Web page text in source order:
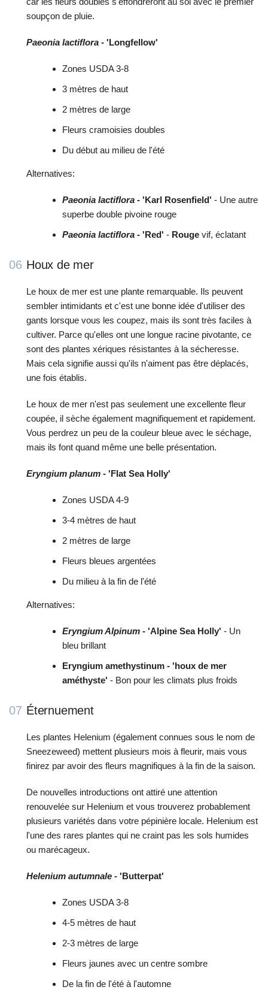
soupçon de pluie.
Paeonia lactiflora - 'Longfellow'
Zones USDA 3-8
3 mètres de haut
2 mètres de large
Fleurs cramoisies doubles
Du début au milieu de l'été
Alternatives:
Paeonia lactiflora - 'Karl Rosenfield' - Une autre
superbe double pivoine rouge
Paeonia lactiflora - 'Red' - Rouge vif, éclatant
06 Houx de mer
Le houx de mer est une plante remarquable. Ils peuvent
sembler intimidants et c'est une bonne idée d'utiliser des
gants lorsque vous les coupez, mais ils sont très faciles à
cultiver. Parce qu'elles ont une longue racine pivotante, ce
sont des plantes xériques résistantes à la sécheresse.
Mais cela signifie aussi qu'ils n'aiment pas être déplacés,
une fois établis.
Le houx de mer n'est pas seulement une excellente fleur
coupée, il sèche également magnifiquement et rapidement.
Vous perdrez un peu de la couleur bleue avec le séchage,
mais ils font quand même une belle présentation.
Eryngium planum - 'Flat Sea Holly'
Zones USDA 4-9
3-4 mètres de haut
2 mètres de large
Fleurs bleues argentées
Du milieu à la fin de l'été
Alternatives:
Eryngium Alpinum - 'Alpine Sea Holly' - Un
bleu brillant
Eryngium amethystinum - 'houx de mer
améthyste' - Bon pour les climats plus froids
07 Éternuement
Les plantes Helenium (également connues sous le nom de
Sneezeweed) mettent plusieurs mois à fleurir, mais vous
finirez par avoir des fleurs magnifiques à la fin de la saison.
De nouvelles introductions ont attiré une attention
renouvelée sur Helenium et vous trouverez probablement
plusieurs variétés dans votre pépinière locale. Helenium est
l'une des rares plantes qui ne craint pas les sols humides
ou marécageux.
Helenium autumnale - 'Butterpat'
Zones USDA 3-8
4-5 mètres de haut
2-3 mètres de large
Fleurs jaunes avec un centre sombre
De la fin de l'été à l'automne